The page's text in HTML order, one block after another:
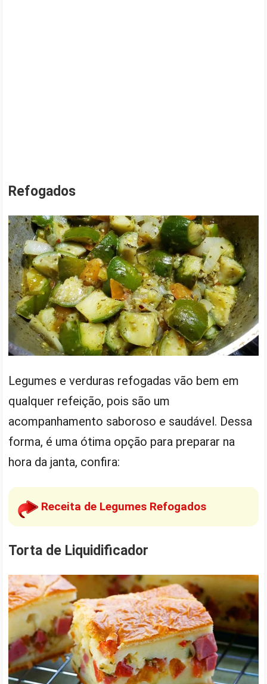
Refogados
Legumes e verduras refogadas vão bem em
qualquer refeição, pois são um
acompanhamento saboroso e saudável. Dessa
forma, é uma ótima opção para preparar na
hora da janta, confira:
Receita de Legumes Refogados
Torta de Liquidificador